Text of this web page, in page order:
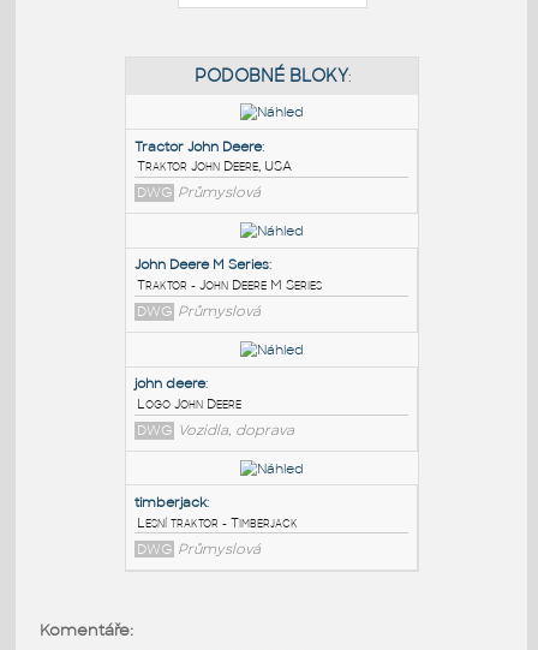
PODOBNÉ BLOKY:
Tractor John Deere:
Traktor John Deere, USA
DWG
John Deere M Series
Traktor - John Deere M Series
DWG Průmyslová
Komentáře: